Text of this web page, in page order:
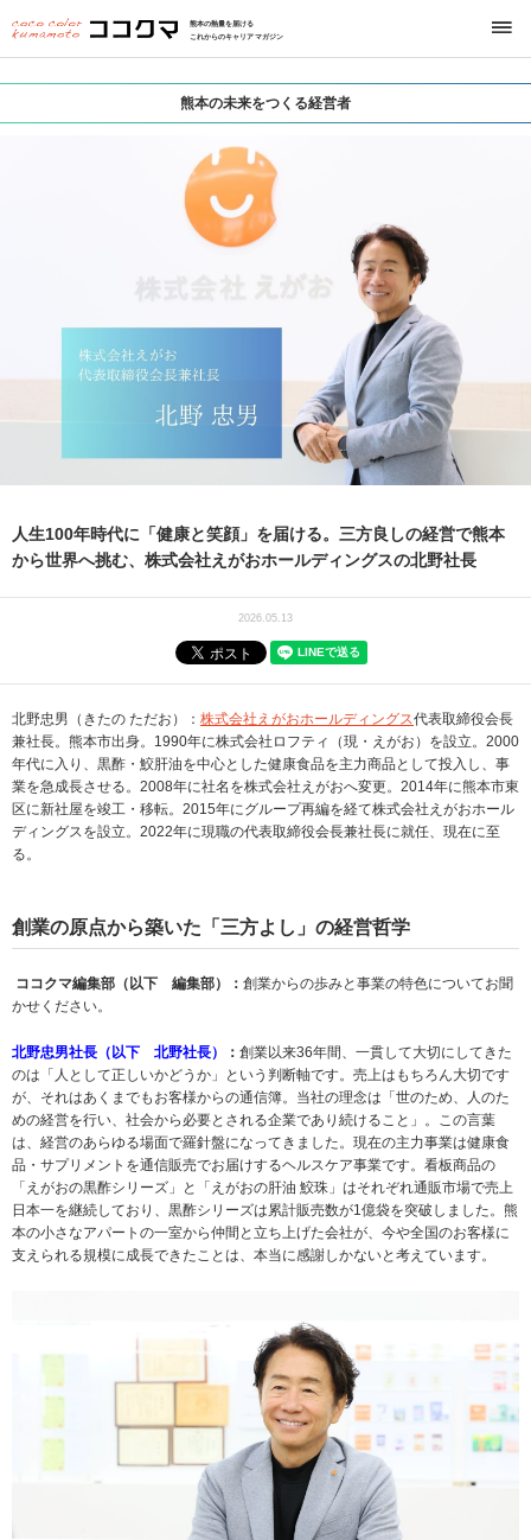
熊本の熱量を届ける
これからのキャリアマガジン
熊本の未来をつくる経営者
人生100年時代に「健康と笑顔」を届ける。三方良しの経営で熊本
から世界へ挑む、株式会社えがおホールディングスの北野社長
2026.05.13
北野忠男（きたの ただお）： 株式会社えがおホールディングス代表取締役会長
兼社長。熊本市出身。1990年に株式会社ロフティ（現・えがお）を設立。2000
年代に入り、黒酢・鮫肝油を中心とした健康食品を主力商品として投入し、事
業を急成長させる。2008年に社名を株式会社えがおへ変更。2014年に熊本市東
区に新社屋を竣工・移転。2015年にグループ再編を経て株式会社えがおホール
ディングスを設立。2022年に現職の代表取締役会長兼社長に就任、現在に至
る。
創業の原点から築いた「三方よし」の経営哲学
ココクマ編集部（以下 編集部）： 創業からの歩みと事業の特色についてお聞
かせください。
北野忠男社長（以下 北野社長） ： 創業以来36年間、一貫して大切にしてきた
のは「人として正しいかどうか」という判断軸です。売上はもちろん大切です
が、それはあくまでもお客様からの通信簿。当社の理念は「世のため、人のた
めの経営を行い、社会から必要とされる企業であり続けること」。この言葉
は、経営のあらゆる場面で羅針盤になってきました。現在の主力事業は健康食
品・サプリメントを通信販売でお届けするヘルスケア事業です。看板商品の
「えがおの黒酢シリーズ」と「えがおの肝油 鮫珠」はそれぞれ通販市場で売上
日本一を継続しており、黒酢シリーズは累計販売数が1億袋を突破しました。熊
本の小さなアパートの一室から仲間と立ち上げた会社が、今や全国のお客様に
支えられる規模に成長できたことは、本当に感謝しかないと考えています。